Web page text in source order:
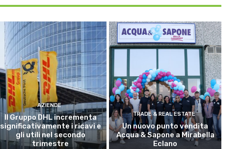
AZIENDE
Il Gruppo DHL incrementa
significativamente i ricavi e
gli utili nel secondo
trimestre
TRADE & REAL ESTATE
Un nuovo punto vendita
Acqua & Sapone a Mirabella
Eclano